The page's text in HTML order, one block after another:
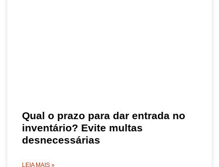
Qual o prazo para dar entrada no
inventário? Evite multas
desnecessárias
LEIA MAIS »